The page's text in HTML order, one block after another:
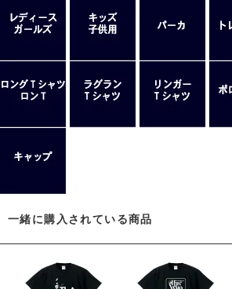
一緒に購入されている商品